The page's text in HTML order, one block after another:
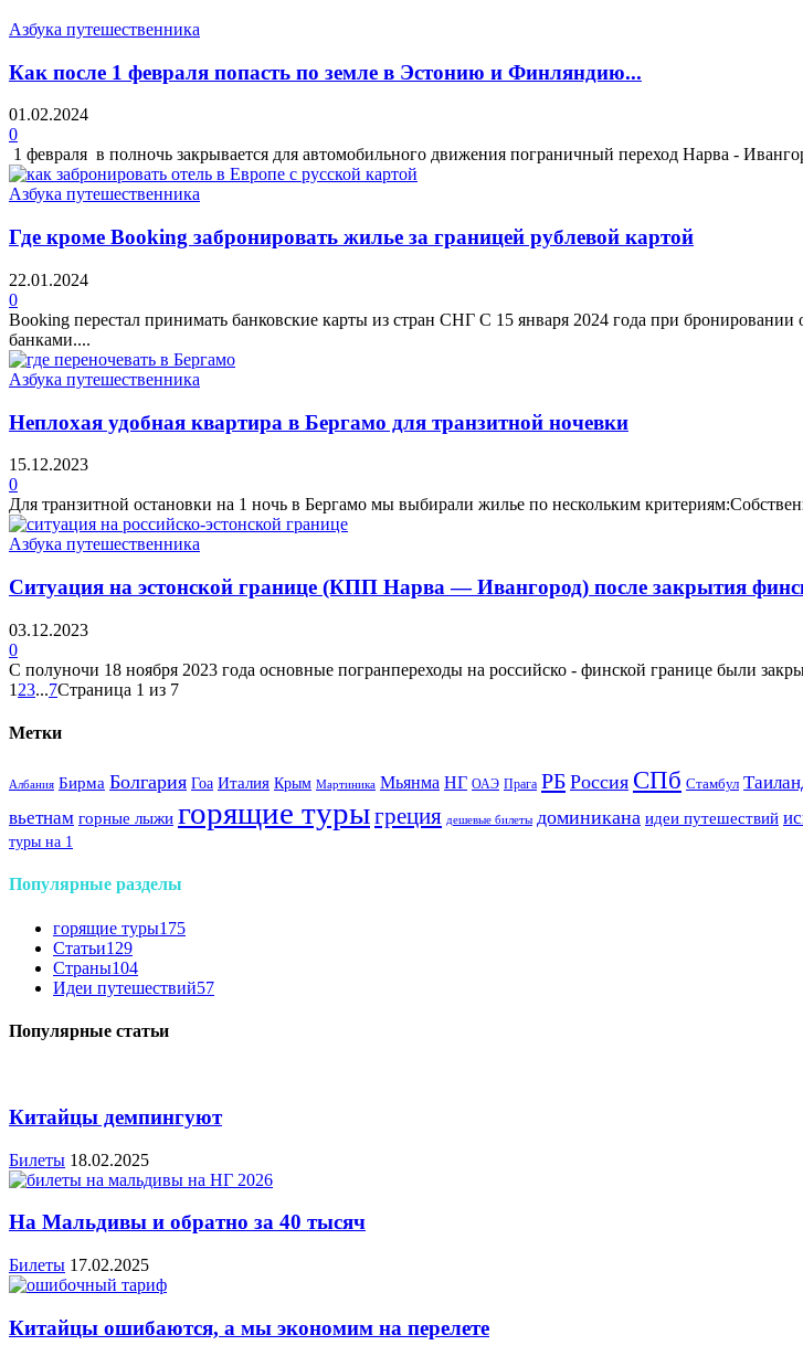
Азбука путешественника
Как после 1 февраля попасть по земле в Эстонию и Финляндию...
01.02.2024
0
1 февраля в полночь закрывается для автомобильного движения пограничный переход Нарва -
Азбука путешественника
Где кроме Booking забронировать жилье за границей рублевой картой
22.01.2024
0
Booking перестал принимать банковские карты из стран СНГ С 15 января 2024 года при
банками....
Азбука путешественника
Неплохая удобная квартира в Бергамо для транзитной ночевки
15.12.2023
0
Для транзитной остановки на 1 ночь в Бергамо мы выбирали жилье по нескольким
Азбука путешественника
Ситуация на эстонской границе (КПП Нарва — Ивангород) после закрытия
03.12.2023
0
С полуночи 18 ноября 2023 года основные погранпереходы на российско - финской границе были
1 23...7Страница 1 из 7
Метки
Албания Бирма Болгария Гоа Италия Крым Мартиника Мьянма НГ ОАЭ Прага РБ Россия СПб Стамбул
вьетнам горные лыжи горящие турыгреция дешевые билеты доминикана идеи путешествий
туры на 1
Популярные разделы
горящие туры175
Статьи129
Страны104
Идеи путешествий57
Популярные статьи
Китайцы демпингуют
Билеты 18.02.2025
На Мальдивы и обратно за 40 тысяч
Билеты 17.02.2025
Китайцы ошибаются, а мы экономим на перелете